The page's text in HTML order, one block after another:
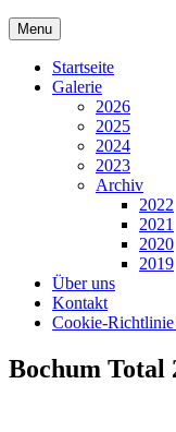
Skip
to
content
Menu
Startseite
Galerie
2026
2025
2024
2023
Archiv
2022
2021
2020
2019
Über uns
Kontakt
Cookie-
Bochum Total